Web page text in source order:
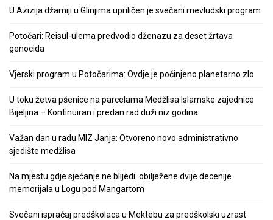
U Azizija džamiji u Glinjima upriličen je svečani mevludski program
Potočari: Reisul-ulema predvodio dženazu za deset žrtava
genocida
Vjerski program u Potočarima: Ovdje je počinjeno planetarno zlo
U toku žetva pšenice na parcelama Medžlisa Islamske zajednice
Bijeljina – Kontinuiran i predan rad duži niz godina
Važan dan u radu MIZ Janja: Otvoreno novo administrativno
sjedište medžlisa
Na mjestu gdje sjećanje ne blijedi: obilježene dvije decenije
memorijala u Logu pod Mangartom
Svečani ispraćaj predškolaca u Mektebu za predškolski uzrast